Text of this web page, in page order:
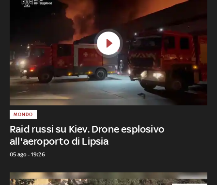
Raid russi su Kiev. Drone esplosivo
all'aeroporto di Lipsia
MONDO
05 ago - 19:26